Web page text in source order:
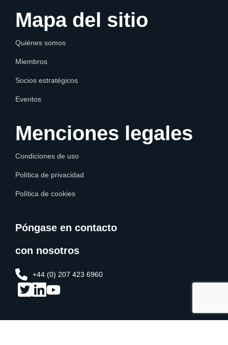
Mapa del sitio
Quiénes somos
Miembros
Socios estratégicos
Eventos
Menciones legales
Condiciones de uso
Política de privacidad
Política de cookies
Póngase en contacto
con nosotros
+44 (0) 207 423 6960